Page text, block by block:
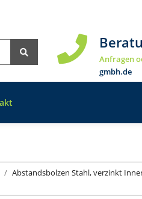
Anfragen
gmbh.de
Abstandsbolzen Stahl, verzinkt